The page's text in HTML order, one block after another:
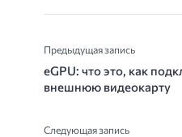
Предыдущая запись
eGPU: что это, как
внешнюю видеокарту
Следующая запись